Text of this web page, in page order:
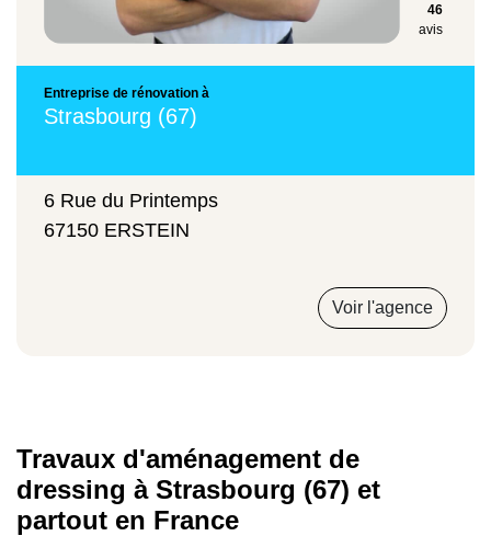
Types de travaux
Prix moyen
500 € – 1 000 € (pose incluse)
1 800 € – 3 000 €
110 €/m²
46
avis
Entreprise de rénovation à
Strasbourg (67)
6 Rue du Printemps
67150 ERSTEIN
Voir l'agence
Travaux d'aménagement de
dressing à Strasbourg (67) et
partout en France